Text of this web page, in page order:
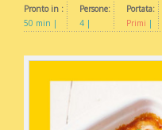
Pronto in :
50 min
Persone:
4
Portata:
Primi